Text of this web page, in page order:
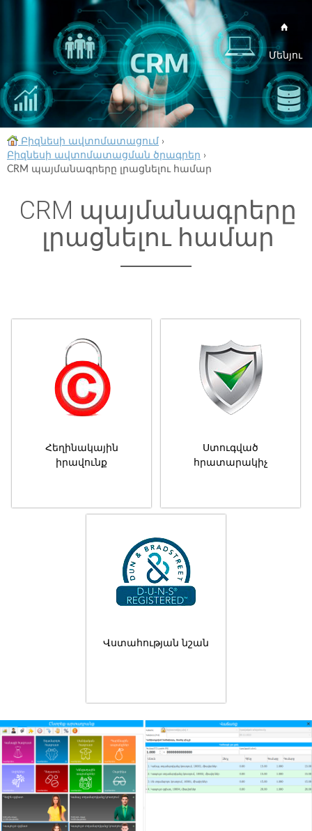
Մենյու
Բիզնեսի ավտոմատացում ›
Բիզնեսի ավտոմատացման ծրագրեր ›
CRM պայմանագրերը լրացնելու համար
CRM պայմանագրերը
լրացնելու համար
Հեղինակային
իրավունք
Ստուգված
հրատարակիչ
Վստահության նշան